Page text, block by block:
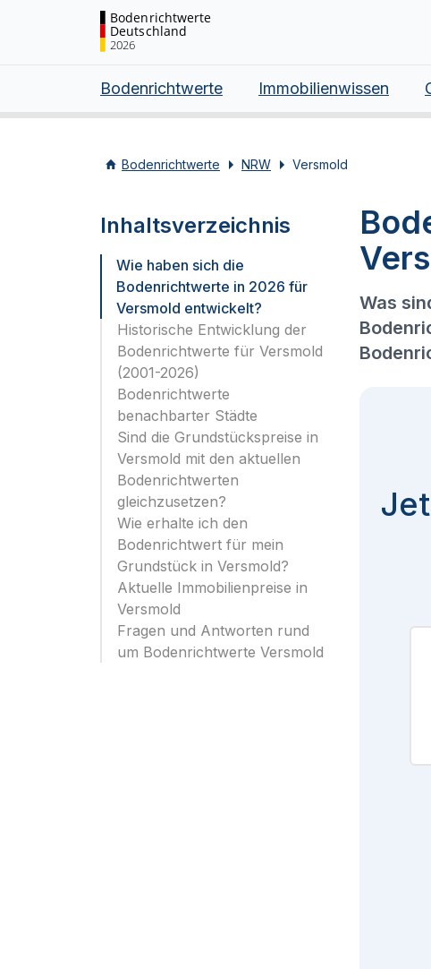
Bodenrichtwerte
Deutschland
2026
Bodenrichtwerte Immobilienwissen
Bodenrichtwerte NRW Versmold
Inhaltsverzeichnis
Wie haben sich die
Bodenrichtwerte in 2026 für
Versmold entwickelt?
Historische Entwicklung der
Bodenrichtwerte für Versmold
(2001-2026)
Bodenrichtwerte
benachbarter Städte
Sind die Grundstückspreise in
Versmold mit den aktuellen
Bodenrichtwerten
gleichzusetzen?
Wie erhalte ich den
Bodenrichtwert für mein
Grundstück in Versmold?
Aktuelle Immobilienpreise in
Versmold
Fragen und Antworten rund
um Bodenrichtwerte Versmold
Was